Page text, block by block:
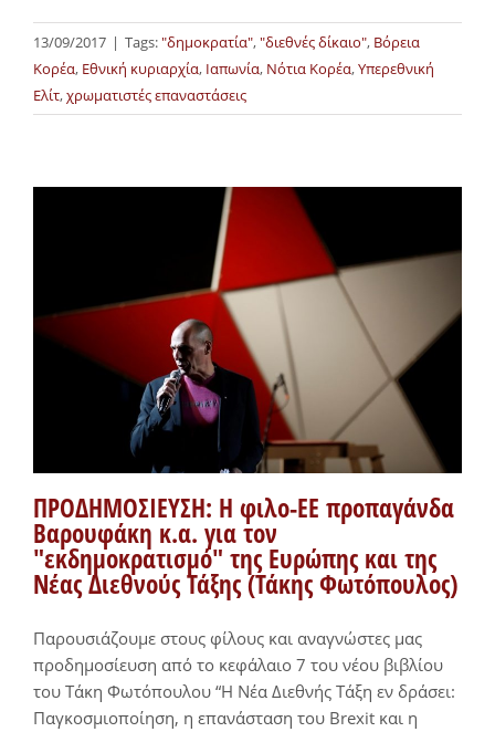
13/09/2017 | Tags:"δημοκρατία","διεθνές δίκαιο", Βόρεια
Κορέα, Εθνική κυριαρχία, Ιαπωνία, Νότια Κορέα,Υπερεθνική
Ελίτ,χρωματιστές επαναστάσεις
ΠΡΟΔΗΜΟΣΙΕΥΣΗ: Η φιλο-ΕΕ προπαγάνδα
Βαρουφάκη κ.α. για τον
"εκδημοκρατισμό" της Ευρώπης και της
Νέας Διεθνούς Τάξης (Τάκης Φωτόπουλος)
Παρουσιάζουμε στους φίλους και αναγνώστες μας
προδημοσίευση από το κεφάλαιο 7 του νέου βιβλίου
του Τάκη Φωτόπουλου “Η Νέα Διεθνής Τάξη εν δράσει:
Παγκοσμιοποίηση, η επανάσταση του Brexit και η